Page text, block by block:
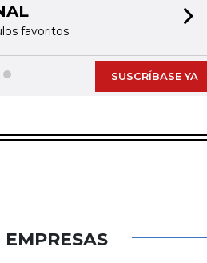
favoritos
SUSCRÍBASE YA